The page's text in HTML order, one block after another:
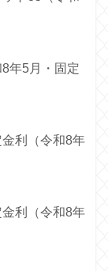
年5月・固定
利（令和8年
利（令和8年